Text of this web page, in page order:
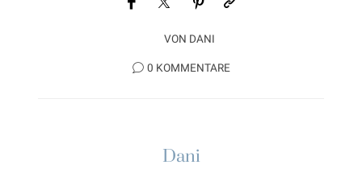
VON DANI
0 KOMMENTARE
Dani